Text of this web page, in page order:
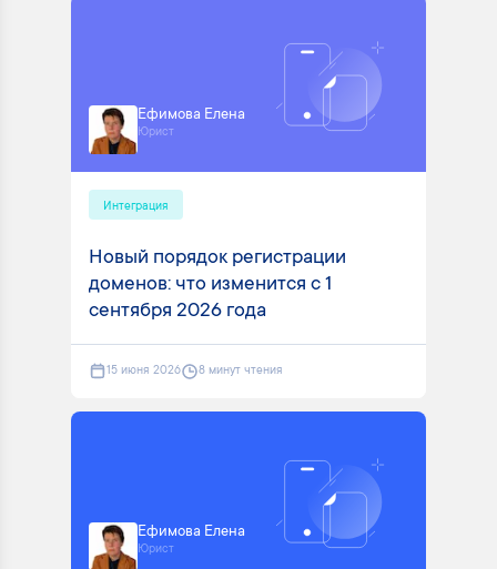
Ефимова Елена
Юрист
Интеграция
Новый порядок регистрации
доменов: что изменится с 1
сентября 2026 года
15 июня 2026 8 минут чтения
Ефимова Елена
Юрист